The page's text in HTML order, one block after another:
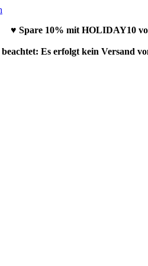
♥ Spare 10% mit HOLIDAY10
Es erfolgt kein Versand